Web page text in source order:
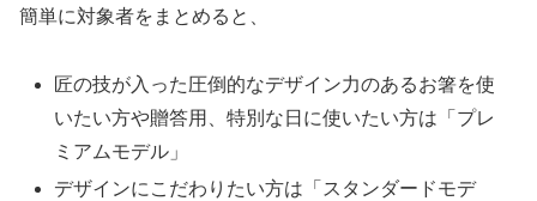
簡単に対象者をまとめると、
匠の技が入った圧倒的なデザイン力のあるお箸を使
いたい方や贈答用、特別な日に使いたい方は「プレ
ミアムモデル」
デザインにこだわりたい方は「スタンダードモデ